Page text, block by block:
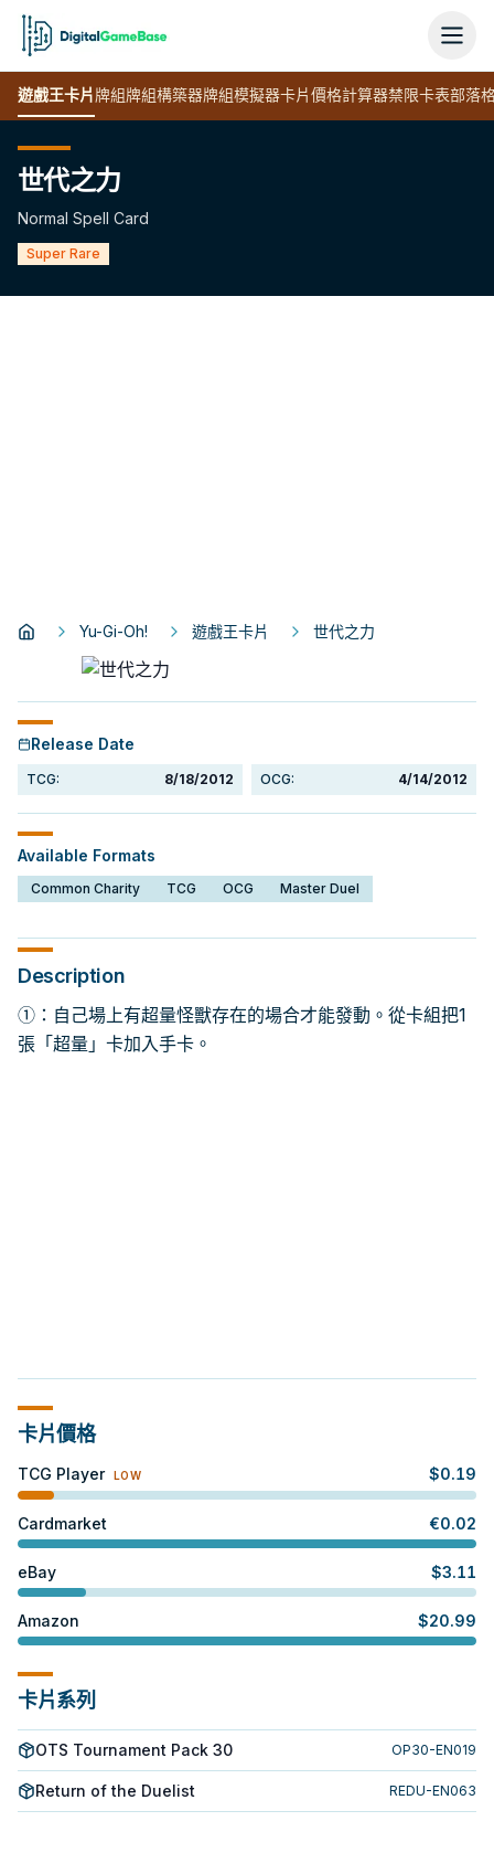
遊戲王卡片牌組牌組構築器牌組模擬器卡片價格計算器禁限卡表部落
世代之力
Normal Spell Card
Super Rare
Yu-Gi-Oh! 遊戲王卡片 世代之力
Release Date
TCG: 8/18/2012 OCG: 4/14/2012
Available Formats
Common Charity TCG OCG Master Duel
Description
①：自己場上有超量怪獸存在的場合才能發動。從卡組把1
張「超量」卡加入手卡。
卡片價格
TCG Player LOW $0.19
Cardmarket €0.02
eBay $3.11
Amazon $20.99
卡片系列
OTS Tournament Pack 30 OP30-EN019
Return of the Duelist REDU-EN063